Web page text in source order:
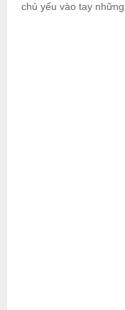
chủ yếu vào tay